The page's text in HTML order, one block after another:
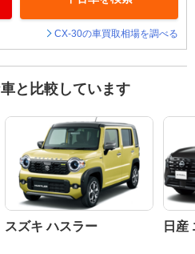
CX-30の車買取相場を調べる
と比較しています
スズキ ハスラー 日産